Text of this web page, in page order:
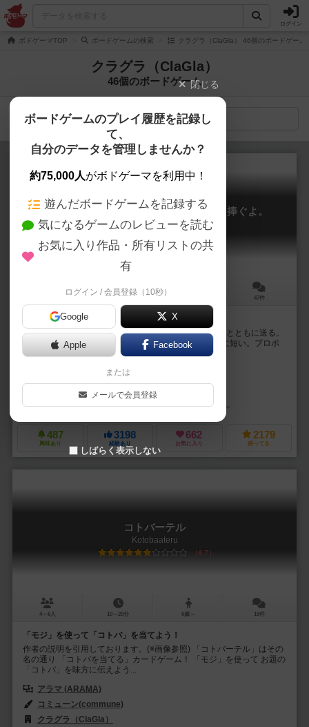
ログイン
ボドゲーマTOP ボードゲームの検索 クラグラ（ClaGla） 46個のボードゲーム
クラグラ（ClaGla）
46個のボードゲーム
検索メニュー
たった今考えたプロポーズの言葉を君に捧ぐよ。
Instant Propose
15～30分 47件
即興プロポーズで盛り上がれ!
1人に対して他の全員でプロポーズの言葉を考え、指輪とともに送る。
しかし、使える言葉は限られており考える時間も非常に短い。プロポ
ーズをまともに考えれない状況で、相手にグッとく...
クラグラ（ClaGla）
487
興味あり
3198
経験あり
662
お気に入り
2179
持ってる
コトバーテル
Kotobaateru
6.7
4～6人 10～20分 6歳～ 19件
「モジ」を使って「コトバ」を当てよう！
作者の説明を引用しております。(※画像参照) 「コトバーテル」はその
名の通り 「コトバを当てる」カードゲーム！ 「モジ」を使って お題の
「コトバ」を味方に伝えよう...
アラマ (ARAMA)
コミューン(commune)
クラグラ（ClaGla）
閉じる
ボードゲームのプレイ履歴を記録し
て、
自分のデータを管理しませんか？
約75,000人がボドゲーマを利用中！
遊んだボードゲームを記録する
気になるゲームのレビューを読む
お気に入り作品・所有リストの共
有
ログイン / 会員登録（10秒）
Google X
Apple Facebook
または
メールで会員登録
しばらく表示しない